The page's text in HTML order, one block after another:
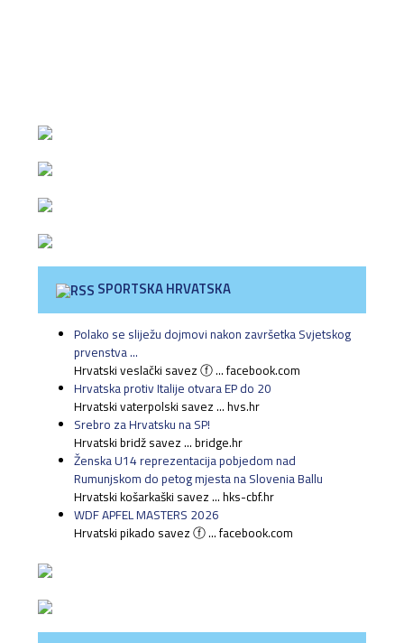
SPORTSKA HRVATSKA
Polako se sliježu dojmovi nakon završetka Svjetskog
prvenstva ...
Hrvatski veslački savez ⓕ ... facebook.com
Hrvatska protiv Italije otvara EP do 20
Hrvatski vaterpolski savez ... hvs.hr
Srebro za Hrvatsku na SP!
Hrvatski bridž savez ... bridge.hr
Ženska U14 reprezentacija pobjedom nad
Rumunjskom do petog mjesta na Slovenia Ballu
Hrvatski košarkaški savez ... hks-cbf.hr
WDF APFEL MASTERS 2026
Hrvatski pikado savez ⓕ ... facebook.com